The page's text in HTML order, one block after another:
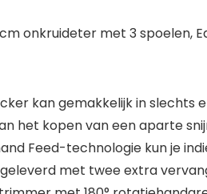
onkruideter met 3
kan gemakkelijk in
het kopen van een aparte
Feed-technologie kun
met twee extra